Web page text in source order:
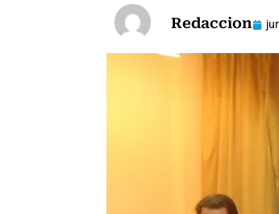
Redaccion